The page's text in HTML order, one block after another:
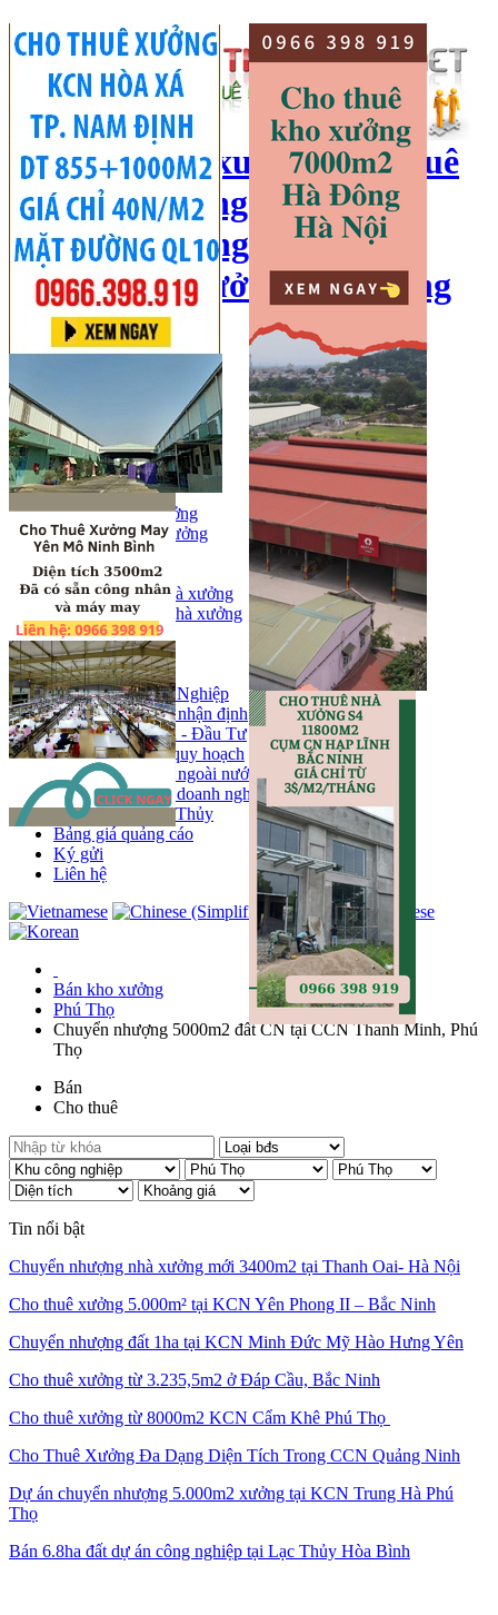
cho thuê kho xưởng, cho thuê
kho, kho xưởng hà nội, cho
thuê nhà xưởng, cho thuê
xưởng, kho xưởng hải dương
Hotline:0966 398 919
Đăng ký
Đăng tin bán/cho thuê
Trang chủ
Bán kho, nhà xưởng
Bán kho xưởng
Kho
Mặt bằng
Cho thuê kho, nhà xưởng
Cho thuê nhà xưởng
Kho
Mặt bằng
Tin tức
Khu Công Nghiệp
Phân tích - nhận định
Chính sách - Đầu Tư
Thông tin quy hoạch
Thị trường ngoài nước
Hoạt động doanh nghiẹp
Tin Phong Thủy
Bảng giá quảng cáo
Ký gửi
Liên hệ
Bán kho xưởng
Phú Thọ
Chuyển nhượng 5000m2 đất CN tại CCN Thanh Minh, Phú
Thọ
Bán
Cho thuê
Tin nổi bật
Chuyển nhượng nhà xưởng mới 3400m2 tại Thanh Oai- Hà Nội
Cho thuê xưởng 5.000m² tại KCN Yên Phong II – Bắc Ninh
Chuyển nhượng đất 1ha tại KCN Minh Đức Mỹ Hào Hưng Yên
Cho thuê xưởng từ 3.235,5m2 ở Đáp Cầu, Bắc Ninh
Cho thuê xưởng từ 8000m2 KCN Cẩm Khê Phú Thọ
Cho Thuê Xưởng Đa Dạng Diện Tích Trong CCN Quảng Ninh
Dự án chuyển nhượng 5.000m2 xưởng tại KCN Trung Hà Phú
Thọ
Bán 6.8ha đất dự án công nghiệp tại Lạc Thủy Hòa Bình